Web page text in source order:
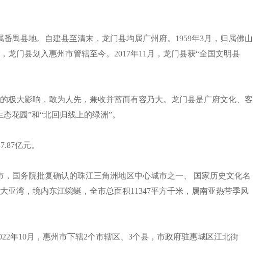
禺县地。自建县至清末，龙门县均属广州府。1959年3月，归属佛山
龙门县划入惠州市管辖至今。2017年11月，龙门县获“全国文明县
极大影响，敢为人先，兼收并蓄而有容乃大。龙门县是广府文化、客
花园”和“北回归线上的绿洲”。
亿元。
国务院批复确认的珠江三角洲地区中心城市之一、 国家历史文化名
亚湾，境内东江蜿蜒，全市总面积11347平方千米，属南亚热带季风
年10月，惠州市下辖2个市辖区、3个县，市政府驻惠城区江北街